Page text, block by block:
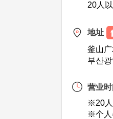
20人
地址
釜山
부산
营业时
※20人
※个人